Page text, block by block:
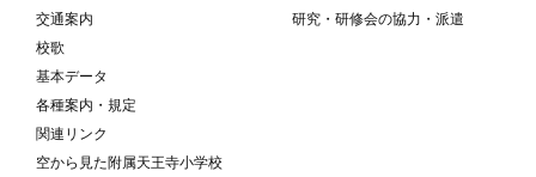
交通案内
校歌
基本データ
各種案内・規定
関連リンク
空から見た附属天王寺小学校
研究・研修会の協力・派遣